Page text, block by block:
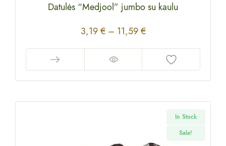
Datulės “Medjool” jumbo su kaulu
3,19€ – 11,59€
In Stock
Sale!